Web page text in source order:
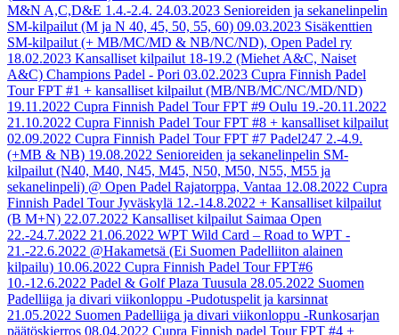
M&N A,C,D&E 1.4.-2.4. 24.03.2023 Senioreiden ja sekanelinpelin
SM-kilpailut (M ja N 40, 45, 50, 55, 60) 09.03.2023 Sisäkenttien
SM-kilpailut (+ MB/MC/MD & NB/NC/ND), Open Padel ry
18.02.2023 Kansalliset kilpailut 18-19.2 (Miehet A&C, Naiset
A&C) Champions Padel - Pori 03.02.2023 Cupra Finnish Padel
Tour FPT #1 + kansalliset kilpailut (MB/NB/MC/NC/MD/ND)
19.11.2022 Cupra Finnish Padel Tour FPT #9 Oulu 19.-20.11.2022
21.10.2022 Cupra Finnish Padel Tour FPT #8 + kansalliset kilpailut
02.09.2022 Cupra Finnish Padel Tour FPT #7 Padel247 2.-4.9.
(+MB & NB) 19.08.2022 Senioreiden ja sekanelinpelin SM-
kilpailut (N40, M40, N45, M45, N50, M50, N55, M55 ja
sekanelinpeli) @ Open Padel Rajatorppa, Vantaa 12.08.2022 Cupra
Finnish Padel Tour Jyväskylä 12.-14.8.2022 + Kansalliset kilpailut
(B M+N) 22.07.2022 Kansalliset kilpailut Saimaa Open
22.-24.7.2022 21.06.2022 WPT Wild Card – Road to WPT -
21.-22.6.2022 @Hakametsä (Ei Suomen Padelliiton alainen
kilpailu) 10.06.2022 Cupra Finnish Padel Tour FPT#6
10.-12.6.2022 Padel & Golf Plaza Tuusula 28.05.2022 Suomen
Padelliiga ja divari viikonloppu -Pudotuspelit ja karsinnat
21.05.2022 Suomen Padelliiga ja divari viikonloppu -Runkosarjan
päätöskierros 08.04.2022 Cupra Finnish padel Tour FPT #4 +